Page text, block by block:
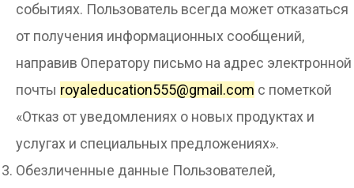
событиях. Пользователь всегда может отказаться
от получения информационных сообщений,
направив Оператору письмо на адрес электронной
почты royaleducation555@gmail.com с пометкой
«Отказ от уведомлениях о новых продуктах и
услугах и специальных предложениях».
Обезличенные данные Пользователей,